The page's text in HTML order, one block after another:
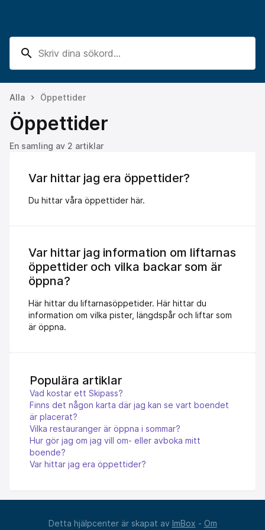
search
Alla keyboard_arrow_right Öppettider
Öppettider
En samling av 2 artiklar
Var hittar jag era öppettider?
Du hittar våra öppettider här.
Var hittar jag information om liftarnas
öppettider och vilka backar som är
öppna?
Här hittar du liftarnasöppetider. Här hittar du
information om vilka pister, längdspår och liftar som
är öppna.
Populära artiklar
Vad kostar ett Skipass?
Finns det någon karta där jag kan se vart boendet
är placerat?
Vilka restauranger är öppna i sommar?
Hur gör jag om jag vill om- eller avboka mitt
boende?
Var hittar jag era öppettider?
Detta hjälpcenter är skapat av ImBox - Om